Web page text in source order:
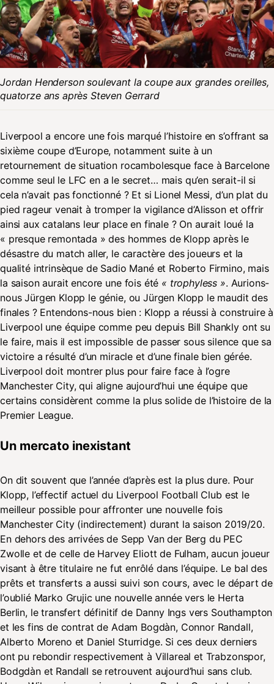
Jordan Henderson soulevant la coupe aux grandes oreilles,
quatorze ans après Steven Gerrard
Liverpool a encore une fois marqué l’histoire en s’offrant sa
sixième coupe d’Europe, notamment suite à un
retournement de situation rocambolesque face à Barcelone
comme seul le LFC en a le secret… mais qu’en serait-il si
cela n’avait pas fonctionné ? Et si Lionel Messi, d’un plat du
pied rageur venait à tromper la vigilance d’Alisson et offrir
ainsi aux catalans leur place en finale ? On aurait loué la
« presque remontada » des hommes de Klopp après le
désastre du match aller, le caractère des joueurs et la
qualité intrinsèque de Sadio Mané et Roberto Firmino, mais
la saison aurait encore une fois été « trophyless ». Aurions-
nous Jürgen Klopp le génie, ou Jürgen Klopp le maudit des
finales ? Entendons-nous bien : Klopp a réussi à construire à
Liverpool une équipe comme peu depuis Bill Shankly ont su
le faire, mais il est impossible de passer sous silence que sa
victoire a résulté d’un miracle et d’une finale bien gérée.
Liverpool doit montrer plus pour faire face à l’ogre
Manchester City, qui aligne aujourd’hui une équipe que
certains considèrent comme la plus solide de l’histoire de la
Premier League.
Un mercato inexistant
On dit souvent que l’année d’après est la plus dure. Pour
Klopp, l’effectif actuel du Liverpool Football Club est le
meilleur possible pour affronter une nouvelle fois
Manchester City (indirectement) durant la saison 2019/20.
En dehors des arrivées de Sepp Van der Berg du PEC
Zwolle et de celle de Harvey Eliott de Fulham, aucun joueur
visant à être titulaire ne fut enrôlé dans l’équipe. Le bal des
prêts et transferts a aussi suivi son cours, avec le départ de
l’oublié Marko Grujic une nouvelle année vers le Herta
Berlin, le transfert définitif de Danny Ings vers Southampton
et les fins de contrat de Adam Bogdàn, Connor Randall,
Alberto Moreno et Daniel Sturridge. Si ces deux derniers
ont pu rebondir respectivement à Villareal et Trabzonspor,
Bodgdàn et Randall se retrouvent aujourd’hui sans club.